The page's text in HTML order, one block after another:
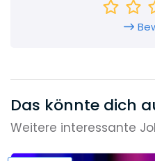
Das könnte dich
Weitere interessante